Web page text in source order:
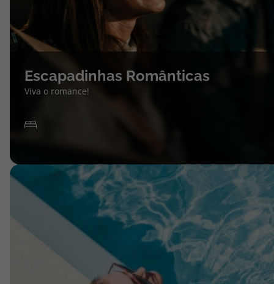
Escapadinhas Românticas
Viva o romance!